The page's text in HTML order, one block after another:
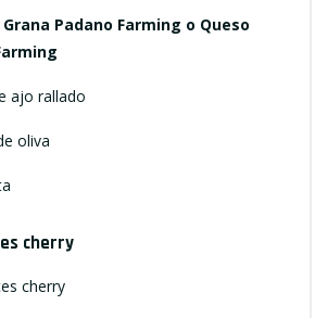
Padano Farming o Queso
ajo rallado
oliva
cherry
cherry